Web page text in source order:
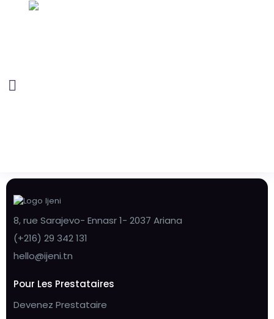
8, rue Sarajevo- Ennasr 1- 2037 Ariana
(+216) 29 342 131
hello@ijeni.tn
Pour Les Prestataires
Devenez Prestataire